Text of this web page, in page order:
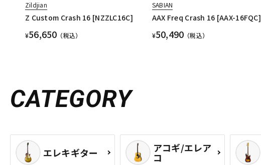
Zildjian
Z Custom Crash 16 [NZZLC16C]
¥56,650 （税込）
SABIAN
AAX Freq Crash 16 [AAX-16FQC]
¥50,490 （税込）
CATEGORY
エレキギター アコギ/エレア
コ